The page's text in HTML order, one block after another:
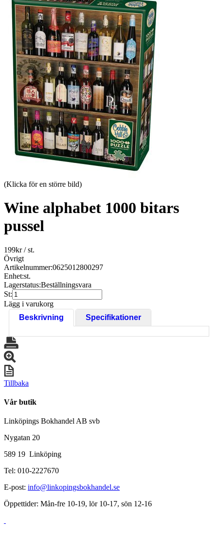
(Klicka för en större bild)
Wine alphabet 1000 bitars
pussel
199kr/ st.
Övrigt
Artikelnummer:0625012800297
Enhet:st.
Lagerstatus:Beställningsvara
St:
Lägg i varukorg
Beskrivning
Specifikationer
Tillbaka
Vår butik
Linköpings Bokhandel AB svb
Nygatan 20
589 19 Linköping
Tel: 010-2227670
E-post: info@linkopingsbokhandel.se
Öppettider: Mån-fre 10-19, lör 10-17, sön 12-16